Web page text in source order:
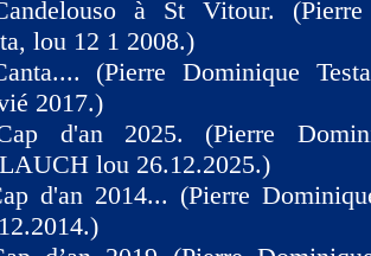
à St Vitour. (Pierre
lou 12 1 2008.)
(Pierre Dominique
2017.)
d'an 2025. (Pierre
lou 26.12.2025.)
d'an 2014... (Pierre